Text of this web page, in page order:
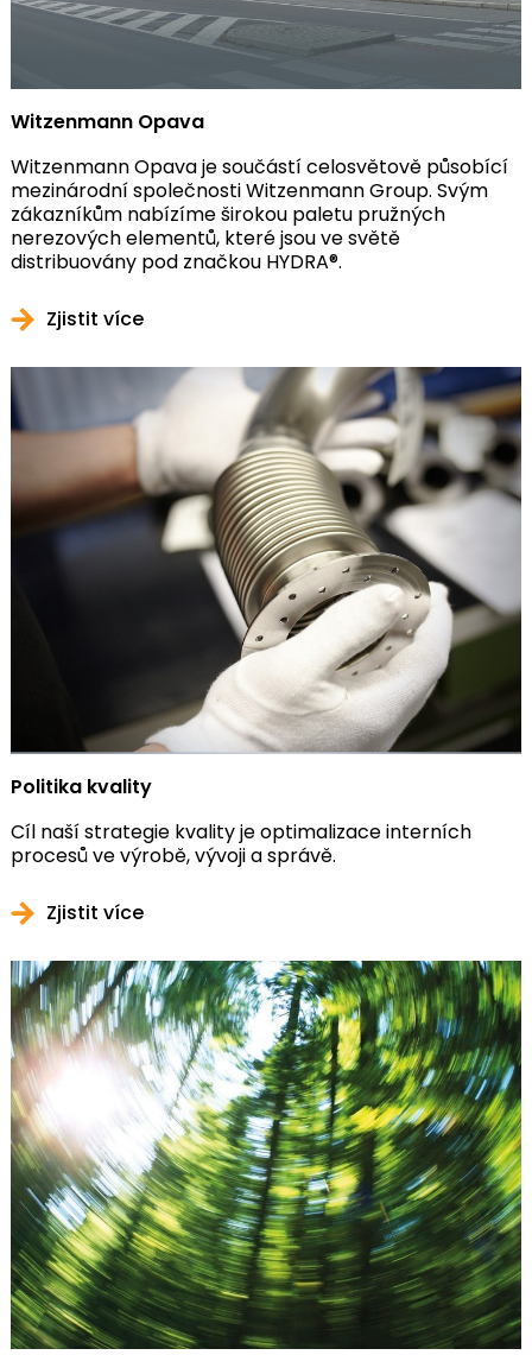
Witzenmann Opava
Witzenmann Opava je součástí celosvětově působící
mezinárodní společnosti Witzenmann Group. Svým
zákazníkům nabízíme širokou paletu pružných
nerezových elementů, které jsou ve světě
distribuovány pod značkou HYDRA®.
Zjistit více
Politika kvality
Cíl naší strategie kvality je optimalizace interních
procesů ve výrobě, vývoji a správě.
Zjistit více